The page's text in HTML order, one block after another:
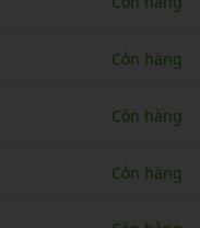
Còn hàng
Còn hàng
Còn hàng